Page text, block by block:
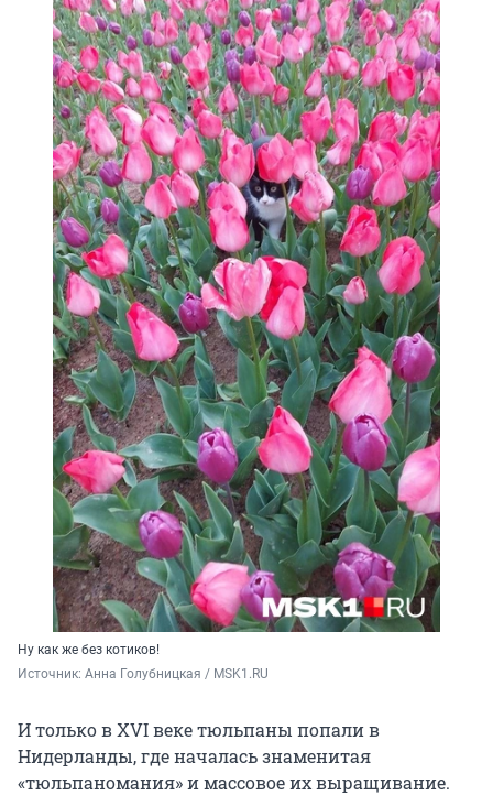
Ну как же без котиков!
Источник: Анна Голубницкая / MSK1.RU
И только в XVI веке тюльпаны попали в
Нидерланды, где началась знаменитая
«тюльпаномания» и массовое их выращивание.